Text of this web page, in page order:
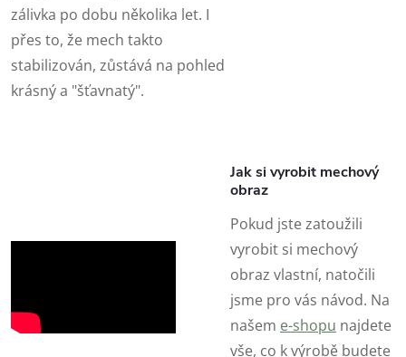
zálivka po dobu několika let. I
přes to, že mech takto
stabilizován, zůstává na pohled
krásný a "šťavnatý".
Jak si vyrobit mechový
obraz
Pokud jste zatoužili
vyrobit si mechový
obraz vlastní, natočili
jsme pro vás návod. Na
našem e-shopu najdete
vše, co k výrobě budete